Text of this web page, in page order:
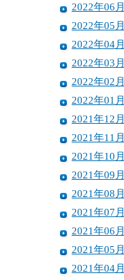
2022年06月
2022年05月
2022年04月
2022年03月
2022年02月
2022年01月
2021年12月
2021年11月
2021年10月
2021年09月
2021年08月
2021年07月
2021年06月
2021年05月
2021年04月